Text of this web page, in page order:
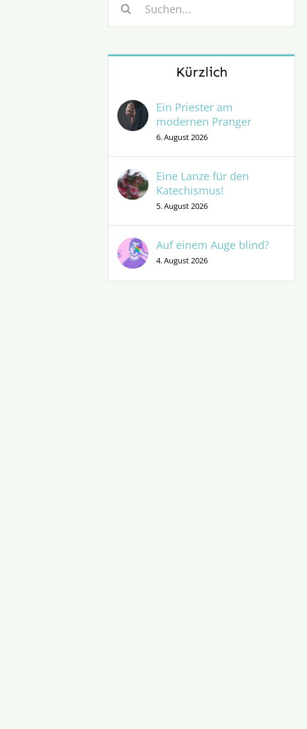
nach:
Kürzlich
Ein Priester am
modernen Pranger
6. August 2026
Eine Lanze für den
Katechismus!
5. August 2026
Auf einem Auge blind?
4. August 2026